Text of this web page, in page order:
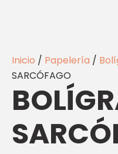
Inicio / Papelería /
SARCÓFAGO